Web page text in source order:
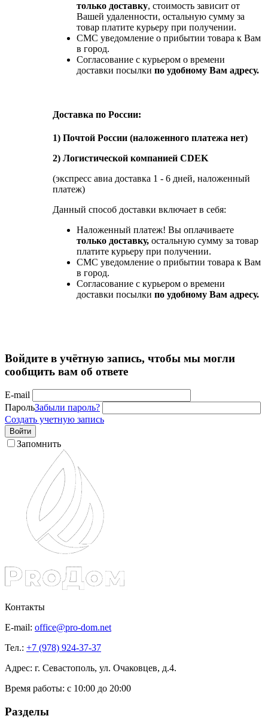
только доставку, стоимость зависит от
Вашей удаленности, остальную сумму за
товар платите курьеру при получении.
СМС уведомление о прибытии товара к Вам
в город.
Согласование с курьером о времени
доставки посылки по удобному Вам адресу.
Доставка по России:
1) Почтой России (наложенного платежа нет)
2) Логистической компанией CDEK
(экспресс авиа доставка 1 - 6 дней, наложенный
платеж)
Данный способ доставки включает в себя:
Наложенный платеж! Вы оплачиваете
только доставку, остальную сумму за товар
платите курьеру при получении.
СМС уведомление о прибытии товара к Вам
в город.
Согласование с курьером о времени
доставки посылки по удобному Вам адресу.
Войдите в учётную запись, чтобы мы могли
сообщить вам об ответе
E-mail
ПарольЗабыли пароль?
Создать учетную запись
Войти
Запомнить
Контакты
E-mail: office@pro-dom.net
Тел.: +7 (978) 924-37-37
Адрес: г. Севастополь, ул. Очаковцев, д.4.
Время работы: с 10:00 до 20:00
Разделы